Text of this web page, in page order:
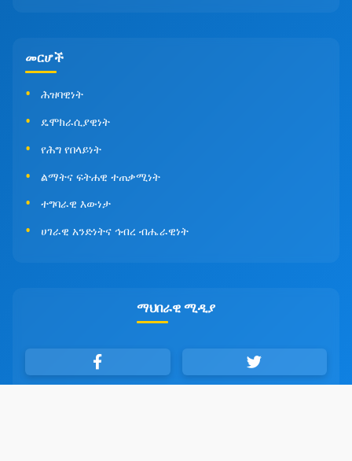
መርሆች
ሕዝባዊነት
ዴሞክራሲያዊነት
የሕግ የበላይነት
ልማትና ፍትሐዊ ተጠቃሚነት
ተግባራዊ እውነታ
ሀገራዊ አንድነትና ኅብረ ብሔራዊነት
ማህበራዊ ሚዲያ